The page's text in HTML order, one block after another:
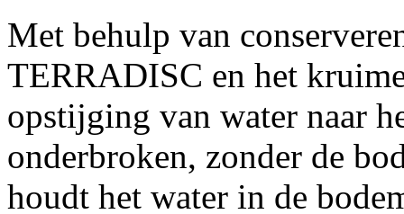
Met behulp van
TERRADISC en het
opstijging van water naar
onderbroken, zonder de
houdt het water in de